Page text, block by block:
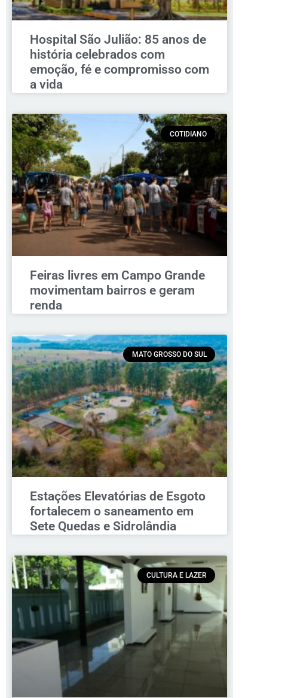
Hospital São Julião: 85 anos de
história celebrados com
emoção, fé e compromisso com
a vida
COTIDIANO
Feiras livres em Campo Grande
movimentam bairros e geram
renda
MATO GROSSO DO SUL
Estações Elevatórias de Esgoto
fortalecem o saneamento em
Sete Quedas e Sidrolândia
CULTURA E LAZER